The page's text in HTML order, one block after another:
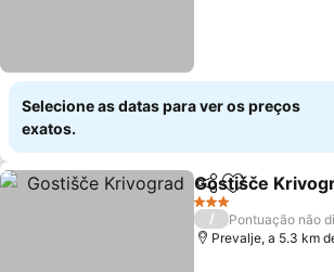
Selecione as datas para ver os preços
exatos.
PartilharAdicionar
Gostišče
3 Estrelas
/
Pontuação não
Prevalje, a 5.3 km